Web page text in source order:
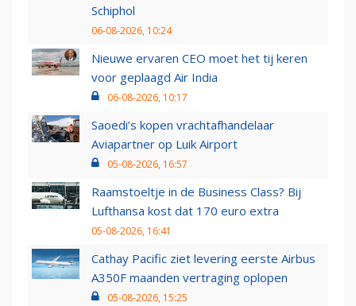
Schiphol
06-08-2026, 10:24
Nieuwe ervaren CEO moet het tij keren
voor geplaagd Air India
06-08-2026, 10:17
Saoedi’s kopen vrachtafhandelaar
Aviapartner op Luik Airport
05-08-2026, 16:57
Raamstoeltje in de Business Class? Bij
Lufthansa kost dat 170 euro extra
05-08-2026, 16:41
Cathay Pacific ziet levering eerste Airbus
A350F maanden vertraging oplopen
05-08-2026, 15:25